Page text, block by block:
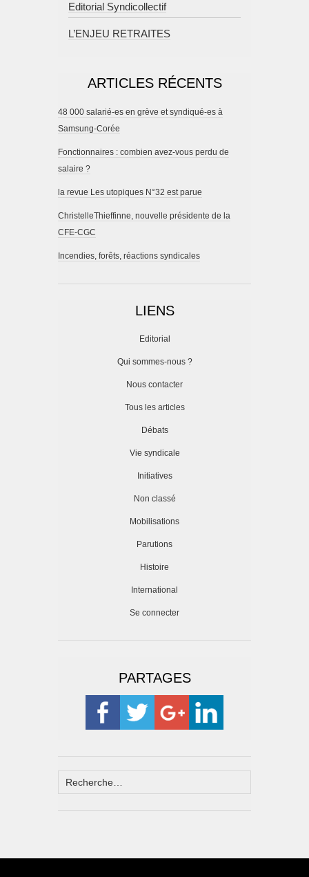
Editorial Syndicollectif
L’ENJEU RETRAITES
ARTICLES RÉCENTS
48 000 salarié-es en grève et syndiqué-es à
Samsung-Corée
Fonctionnaires : combien avez-vous perdu de
salaire ?
la revue Les utopiques N°32 est parue
ChristelleThieffinne, nouvelle présidente de la
CFE-CGC
Incendies, forêts, réactions syndicales
LIENS
Editorial
Qui sommes-nous ?
Nous contacter
Tous les articles
Débats
Vie syndicale
Initiatives
Non classé
Mobilisations
Parutions
Histoire
International
Se connecter
PARTAGES